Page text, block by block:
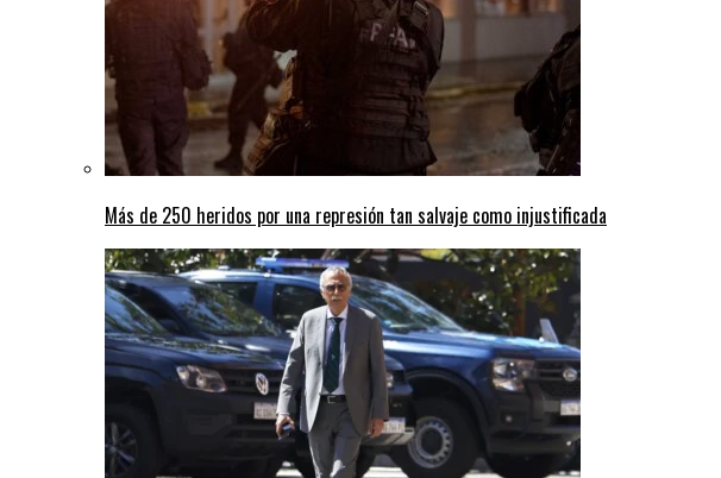
Más de 250 heridos por una represión tan salvaje como injustificada